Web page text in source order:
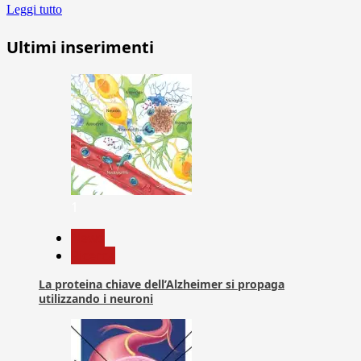
Leggi tutto
Ultimi inserimenti
La proteina chiave dell’Alzheimer si propaga
utilizzando i neuroni